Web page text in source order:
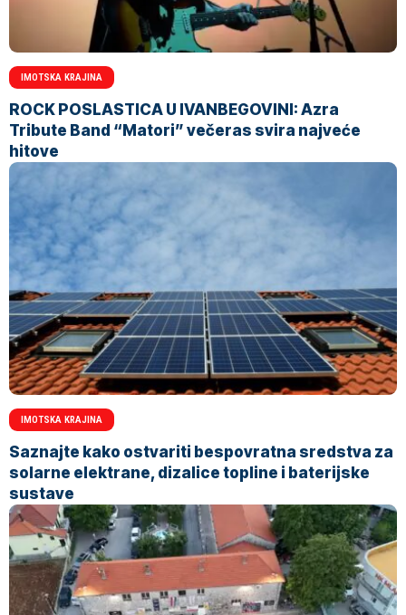
IMOTSKA KRAJINA
ROCK POSLASTICA U IVANBEGOVINI: Azra
Tribute Band “Matori” večeras svira najveće
hitove
IMOTSKA KRAJINA
Saznajte kako ostvariti bespovratna sredstva za
solarne elektrane, dizalice topline i baterijske
sustave